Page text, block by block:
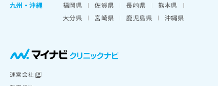
九州・沖縄
福岡県 佐賀県 長崎県
熊本県
大分県
宮崎県 鹿児島県 沖縄県
運営会社